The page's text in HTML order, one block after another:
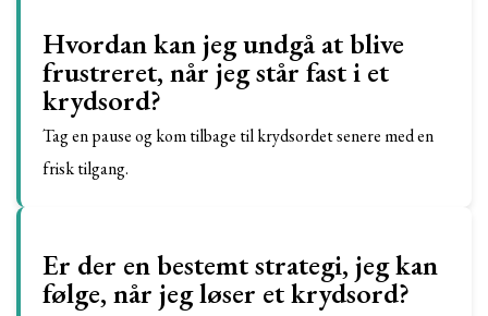
Hvordan kan jeg undgå at blive
frustreret, når jeg står fast i et
krydsord?
Tag en pause og kom tilbage til krydsordet senere med en
frisk tilgang.
Er der en bestemt strategi, jeg kan
følge, når jeg løser et krydsord?